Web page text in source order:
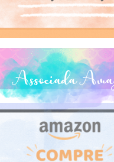
Lendas
Associada